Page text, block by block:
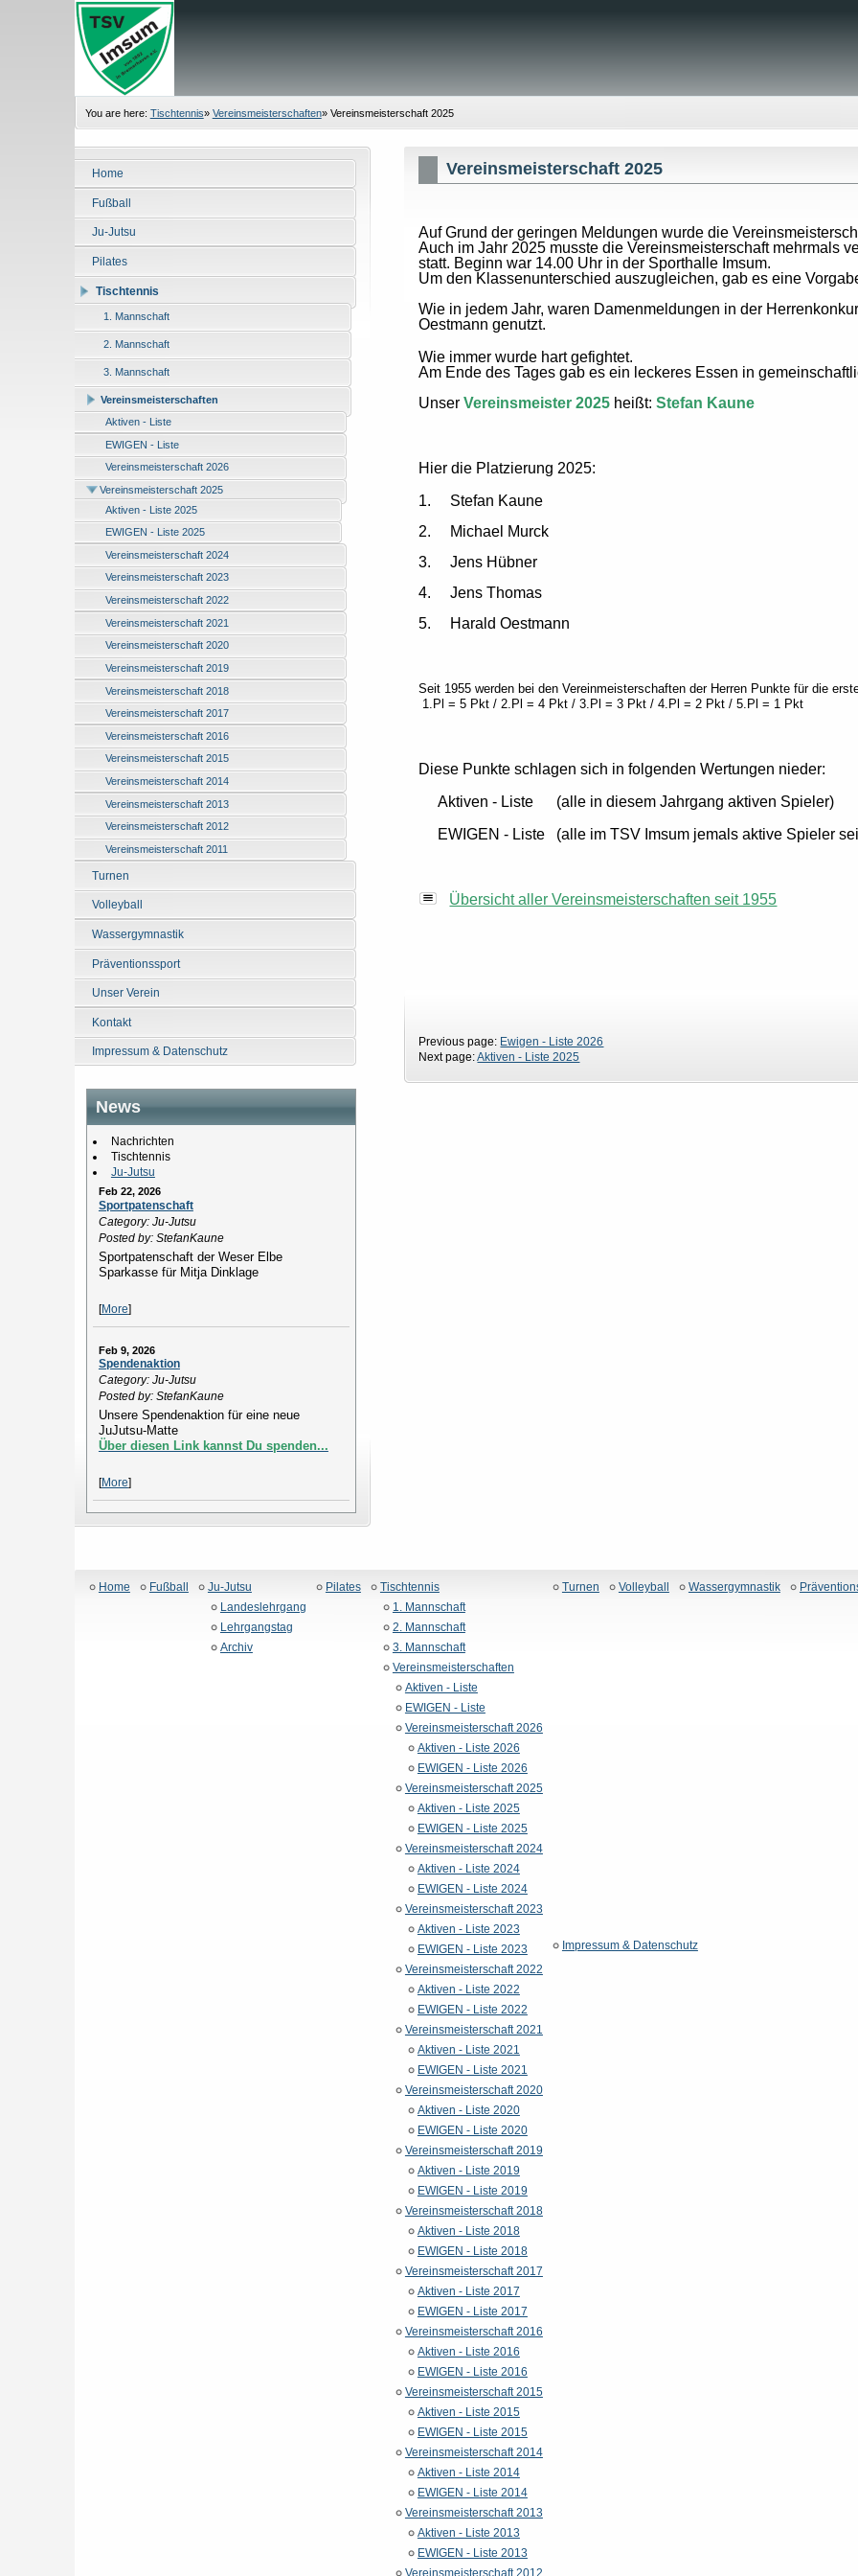
You are here: Tischtennis» Vereinsmeisterschaften» Vereinsmeisterschaft 2025
Home
Fußball
Ju-Jutsu
Pilates
Tischtennis
1. Mannschaft
2. Mannschaft
3. Mannschaft
Vereinsmeisterschaften
Aktiven - Liste
EWIGEN - Liste
Vereinsmeisterschaft 2026
Vereinsmeisterschaft 2025
Aktiven - Liste 2025
EWIGEN - Liste 2025
Vereinsmeisterschaft 2024
Vereinsmeisterschaft 2023
Vereinsmeisterschaft 2022
Vereinsmeisterschaft 2021
Vereinsmeisterschaft 2020
Vereinsmeisterschaft 2019
Vereinsmeisterschaft 2018
Vereinsmeisterschaft 2017
Vereinsmeisterschaft 2016
Vereinsmeisterschaft 2015
Vereinsmeisterschaft 2014
Vereinsmeisterschaft 2013
Vereinsmeisterschaft 2012
Vereinsmeisterschaft 2011
Turnen
Volleyball
Wassergymnastik
Präventionssport
Unser Verein
Kontakt
Impressum & Datenschutz
News
Nachrichten
Tischtennis
Ju-Jutsu
Feb 22, 2026
Sportpatenschaft
Category: Ju-Jutsu
Posted by: StefanKaune
Sportpatenschaft der Weser Elbe
Sparkasse für Mitja Dinklage
[More]
Feb 9, 2026
Spendenaktion
Category: Ju-Jutsu
Posted by: StefanKaune
Unsere Spendenaktion für eine neue
JuJutsu-Matte
Über diesen Link kannst Du spenden...
[More]
Vereinsmeisterschaft 2025
Auf Grund der geringen Meldungen wurde die
Auch im Jahr 2025 musste die Vereinsmeisterschaft mehrmals
statt. Beginn war 14.00 Uhr in der Sporthalle Imsum.
Um den Klassenunterschied auszugleichen, gab es eine
Wie in jedem Jahr, waren Damenmeldungen in der
Oestmann genutzt.
Wie immer wurde hart gefightet.
Am Ende des Tages gab es ein leckeres Essen in
UnserVereinsmeister 2025 heißt:Stefan Kaune
Hier die Platzierung 2025:
1. Stefan Kaune
2. Michael Murck
3. Jens Hübner
4. Jens Thomas
5. Harald Oestmann
Seit 1955 werden bei den Vereinmeisterschaften der Herren Punkte für die
1.Pl = 5 Pkt / 2.Pl = 4 Pkt / 3.Pl = 3 Pkt / 4.Pl = 2 Pkt / 5.Pl = 1 Pkt
Diese Punkte schlagen sich in folgenden Wertungen nieder:
Aktiven - Liste (alle in diesem Jahrgang aktiven Spieler)
EWIGEN - Liste (alle im TSV Imsum jemals aktive Spieler
Übersicht aller Vereinsmeisterschaften seit 1955
Previous page: Ewigen - Liste 2026
Next page:Aktiven - Liste 2025
Home Fußball
Ju-Jutsu
Landeslehrgang
Lehrgangstag
Archiv
Pilates
Tischtennis
1. Mannschaft
2. Mannschaft
3. Mannschaft
Vereinsmeisterschaften
Aktiven - Liste
EWIGEN - Liste
Vereinsmeisterschaft 2026
Aktiven - Liste 2026
EWIGEN - Liste 2026
Vereinsmeisterschaft 2025
Aktiven - Liste 2025
EWIGEN - Liste 2025
Vereinsmeisterschaft 2024
Aktiven - Liste 2024
EWIGEN - Liste 2024
Vereinsmeisterschaft 2023
Aktiven - Liste 2023
EWIGEN - Liste 2023
Vereinsmeisterschaft 2022
Aktiven - Liste 2022
EWIGEN - Liste 2022
Vereinsmeisterschaft 2021
Aktiven - Liste 2021
EWIGEN - Liste 2021
Vereinsmeisterschaft 2020
Aktiven - Liste 2020
EWIGEN - Liste 2020
Vereinsmeisterschaft 2019
Aktiven - Liste 2019
EWIGEN - Liste 2019
Vereinsmeisterschaft 2018
Aktiven - Liste 2018
EWIGEN - Liste 2018
Vereinsmeisterschaft 2017
Aktiven - Liste 2017
EWIGEN - Liste 2017
Vereinsmeisterschaft 2016
Aktiven - Liste 2016
EWIGEN - Liste 2016
Vereinsmeisterschaft 2015
Aktiven - Liste 2015
EWIGEN - Liste 2015
Vereinsmeisterschaft 2014
Aktiven - Liste 2014
EWIGEN - Liste 2014
Vereinsmeisterschaft 2013
Aktiven - Liste 2013
EWIGEN - Liste 2013
Vereinsmeisterschaft 2012
Turnen Volleyball Wassergymnastik
Impressum & Datenschutz